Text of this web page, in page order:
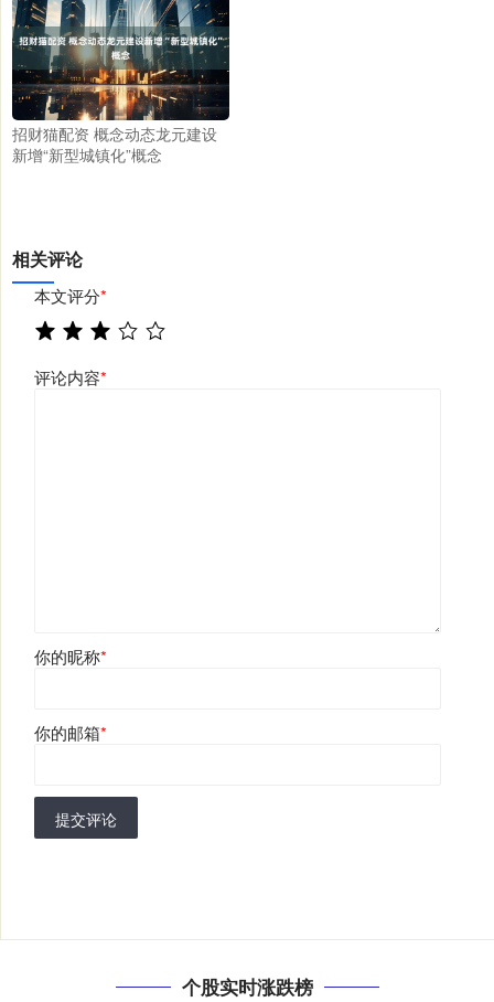
招财猫配资 概念动态龙元建设
新增“新型城镇化”概念
相关评论
本文评分*
评论内容*
你的昵称*
你的邮箱*
提交评论
个股实时涨跌榜